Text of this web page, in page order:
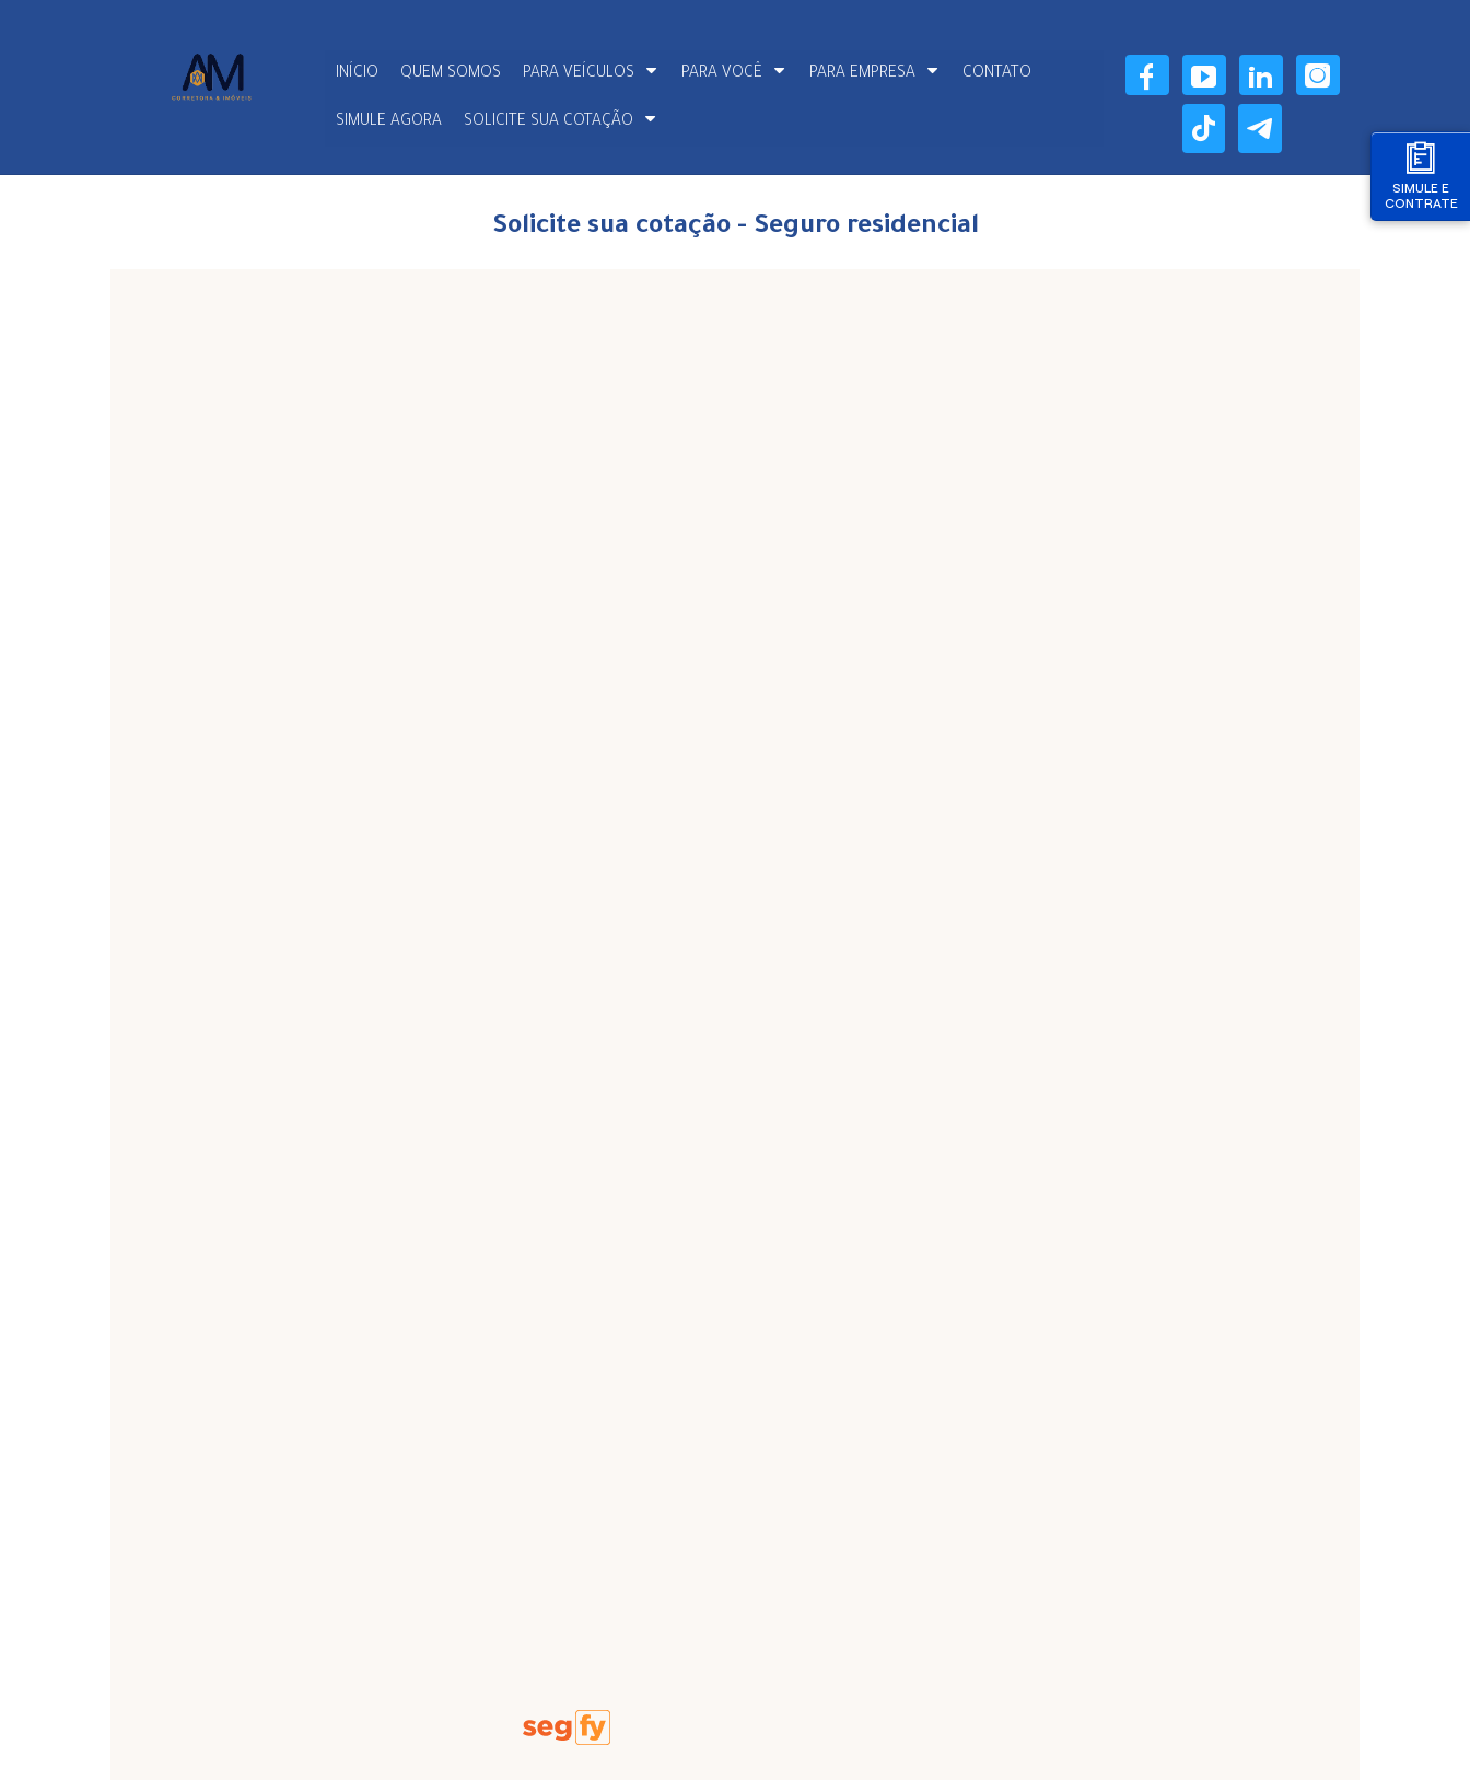
SIMULE E
CONTRATE
INÍCIO QUEM SOMOS PARA VEÍCULOS PARA VOCÊ PARA EMPRESA CONTATO
SIMULE AGORA SOLICITE SUA COTAÇÃO
Solicite sua cotação - Seguro residencial